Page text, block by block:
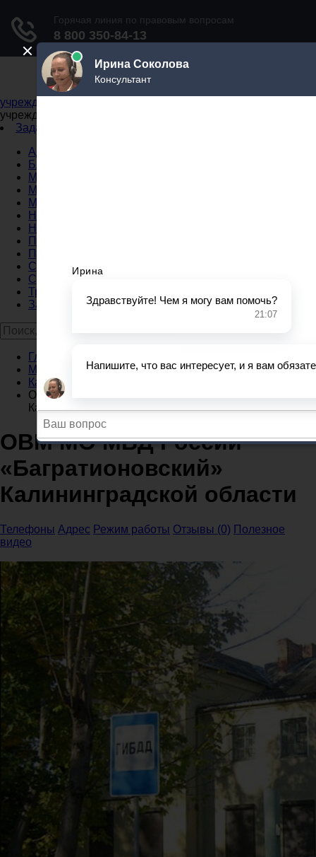
Не официальный справочник государственных
учреждений
учреждений
Задать вопрос юристу
Администрации
Бланки
МВД
Миграционные службы
МФЦ
Налоговые инспекции
Нотариусы
Почта
Прокуратура
Судебные приставы
Суды
Трудовые инспекции
Задать вопрос юристу
Главная
Миграционные службы
Калининградская область
ОВМ МО МВД России «Багратионовский»
Калининградской области
ОВМ МО МВД России
«Багратионовский»
Калининградской области
Телефоны Адрес Режим работы Отзывы (0) Полезное
видео